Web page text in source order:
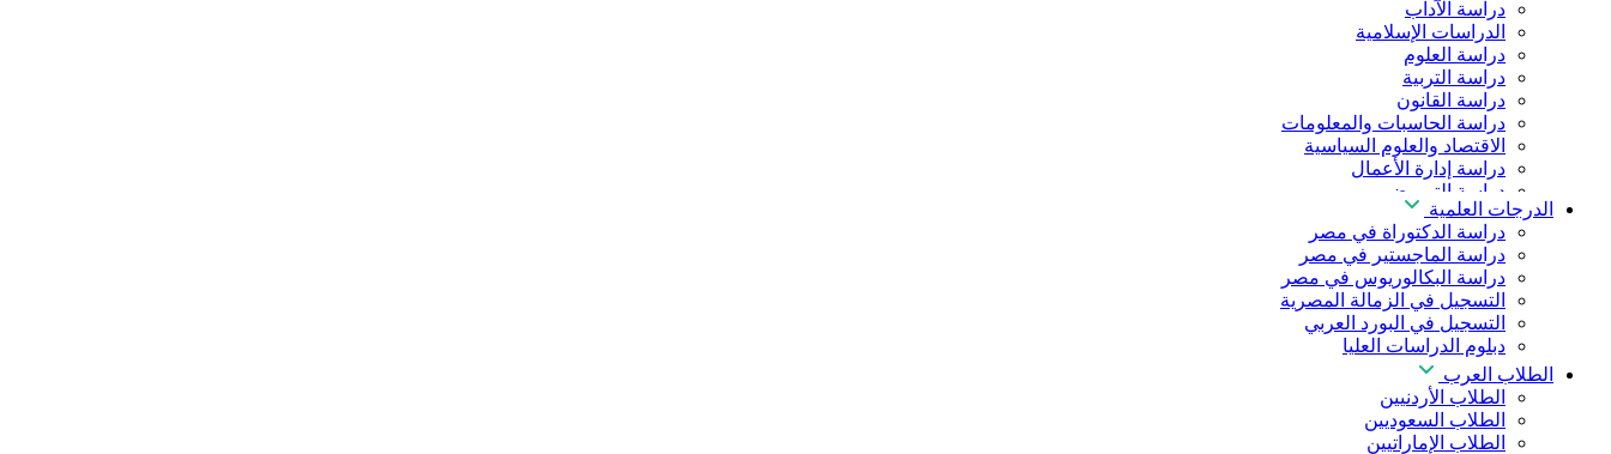
دراسة الآداب
الدراسات الإسلامية
دراسة العلوم
دراسة التربية
دراسة القانون
دراسة الحاسبات والمعلومات
الاقتصاد والعلوم السياسية
دراسة إدارة الأعمال
دراسة التمريض
دراسة طب الأسنان
دراسة الصيدلة
دراسة العلوم الصحية
دراسة العلاج الطبيعي
دراسة الذكاء الاصطناعي
دراسة الأمن السيبراني
الدرجات العلمية
دراسة الدكتوراة في مصر
دراسة الماجستير في مصر
دراسة البكالوريوس في مصر
التسجيل في الزمالة المصرية
التسجيل في البورد العربي
دبلوم الدراسات العليا
الطلاب العرب
الطلاب الأردنيين
الطلاب السعوديين
الطلاب الإماراتيين